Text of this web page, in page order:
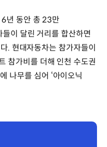
년 동안 총 23만
이 달린 거리를 합산하면
현대자동차는 참가자들이
참가비를 더해 인천 수도권
나무를 심어 ‘아이오닉